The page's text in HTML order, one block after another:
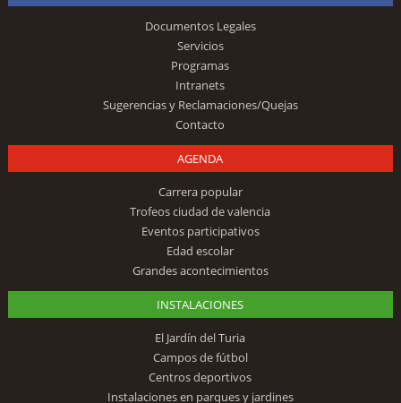
Documentos Legales
Servicios
Programas
Intranets
Sugerencias y Reclamaciones/Quejas
Contacto
AGENDA
Carrera popular
Trofeos ciudad de valencia
Eventos participativos
Edad escolar
Grandes acontecimientos
INSTALACIONES
El Jardín del Turia
Campos de fútbol
Centros deportivos
Instalaciones en parques y jardines